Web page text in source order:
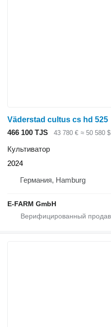
Väderstad cultus cs hd 525
466 100 TJS
43 780 € ≈ 50 580 $
Культиватор
2024
Германия, Hamburg
E-FARM GmbH